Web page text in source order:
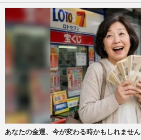
あなたの金運、今が変わる時かもしれません